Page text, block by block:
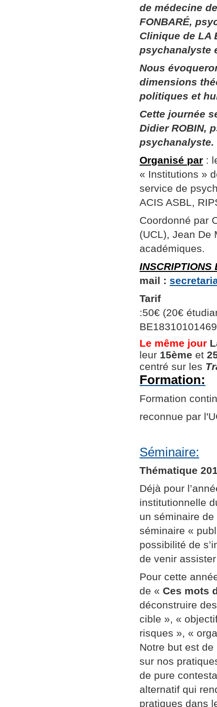
de médecine
FONBARÉ,
Clinique de LA
psychanalyste
Nous
dimensions
politiques et
Cette journée
Didier ROBIN,
psychanalyste.
Organisé par :
« Institutions »
service de
ACIS ASBL,
Coordonné par
(UCL), Jean De
académiques.
INSCRIPTIONS
mail :
Tarif
:50€ (20€
Le même jour
leur 15ème et
centré sur les
Formation:
Formation
reconnue par
Séminaire:
Thématique
Déjà pour
institutionnelle
un séminaire
séminaire «
possibilité de
de venir
Pour cette
de « Ces mots
déconstruire
cible », «
risques », «
Notre but est de
sur nos
de pure
alternatif qui
pratiques dans